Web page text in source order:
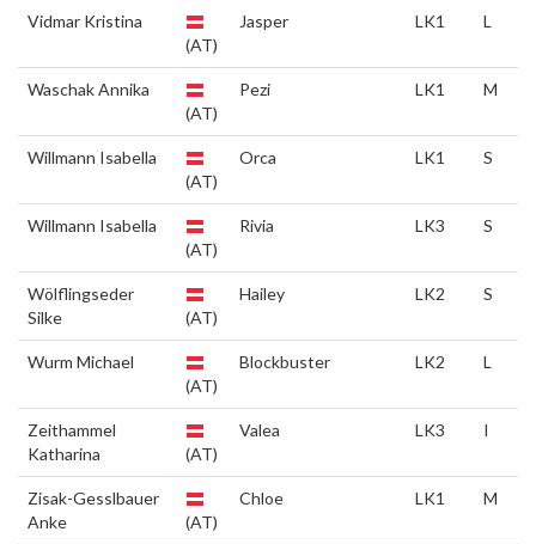
Vidmar Kristina
(AT)
Jasper LK1 L
Waschak Annika
(AT)
Pezi LK1 M
Willmann Isabella
(AT)
Orca LK1 S
Willmann Isabella
(AT)
Rivia LK3 S
Wölflingseder
Silke
(AT)
Hailey LK2 S
Wurm Michael
(AT)
Blockbuster LK2 L
Zeithammel
Katharina
(AT)
Valea LK3 I
Zisak-Gesslbauer
Anke
(AT)
Chloe LK1 M